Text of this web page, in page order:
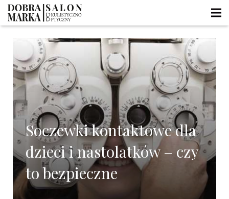
Soczewki kontaktowe dla
dzieci i nastolatków – czy
to bezpieczne